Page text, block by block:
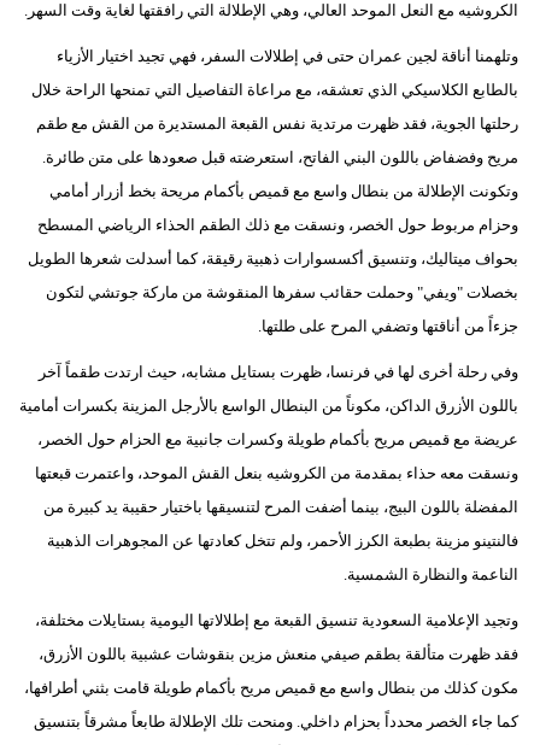
الكروشيه مع النعل الموحد العالي، وهي الإطلالة التي رافقتها لغاية وقت السهر.
وتلهمنا أناقة لجين عمران حتى في إطلالات السفر، فهي تجيد اختيار الأزياء
بالطابع الكلاسيكي الذي تعشقه، مع مراعاة التفاصيل التي تمنحها الراحة خلال
رحلتها الجوية، فقد ظهرت مرتدية نفس القبعة المستديرة من القش مع طقم
مريح وفضفاض باللون البني الفاتح، استعرضته قبل صعودها على متن طائرة.
وتكونت الإطلالة من بنطال واسع مع قميص بأكمام مريحة بخط أزرار أمامي
وحزام مربوط حول الخصر، ونسقت مع ذلك الطقم الحذاء الرياضي المسطح
بحواف ميتاليك، وتنسيق أكسسوارات ذهبية رقيقة، كما أسدلت شعرها الطويل
بخصلات "ويفي" وحملت حقائب سفرها المنقوشة من ماركة جوتشي لتكون
جزءاً من أناقتها وتضفي المرح على طلتها.
وفي رحلة أخرى لها في فرنسا، ظهرت بستايل مشابه، حيث ارتدت طقماً آخر
باللون الأزرق الداكن، مكوناً من البنطال الواسع بالأرجل المزينة بكسرات أمامية
عريضة مع قميص مريح بأكمام طويلة وكسرات جانبية مع الحزام حول الخصر،
ونسقت معه حذاء بمقدمة من الكروشيه بنعل القش الموحد، واعتمرت قبعتها
المفضلة باللون البيج، بينما أضفت المرح لتنسيقها باختيار حقيبة يد كبيرة من
فالنتينو مزينة بطبعة الكرز الأحمر، ولم تتخل كعادتها عن المجوهرات الذهبية
الناعمة والنظارة الشمسية.
وتجيد الإعلامية السعودية تنسيق القبعة مع إطلالاتها اليومية بستايلات مختلفة،
فقد ظهرت متألقة بطقم صيفي منعش مزين بنقوشات عشبية باللون الأزرق،
مكون كذلك من بنطال واسع مع قميص مريح بأكمام طويلة قامت بثني أطرافها،
كما جاء الخصر محدداً بحزام داخلي. ومنحت تلك الإطلالة طابعاً مشرقاً بتنسيق